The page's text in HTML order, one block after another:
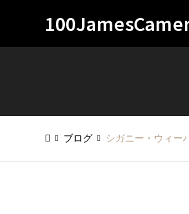
ブログ シガニー・ウィー